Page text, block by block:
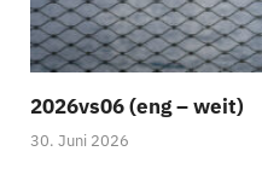
2026vs06 (eng – weit)
30. Juni 2026